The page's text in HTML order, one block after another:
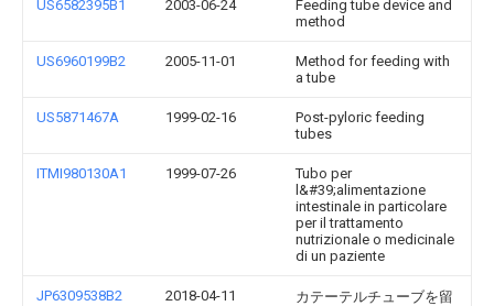
US6582395B1 2003-06-24
Feeding tube device and
method
US6960199B2 2005-11-01
Method for feeding with
a tube
US5871467A 1999-02-16
Post-pyloric feeding
tubes
ITMI980130A1 1999-07-26
Tubo per
l&#39;alimentazione
intestinale in particolare
per il trattamento
nutrizionale o medicinale
di un paziente
JP6309538B2 2018-04-11
カテーテルチューブを留